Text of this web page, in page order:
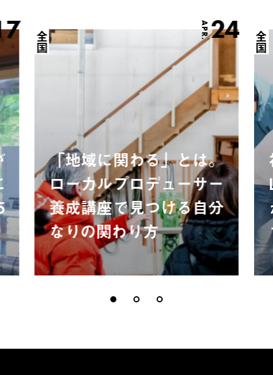
APR.24
全国
「地域に関わる」とは。
ローカルプロデューサー
養成講座で見つける自分
なりの関わり方
全国